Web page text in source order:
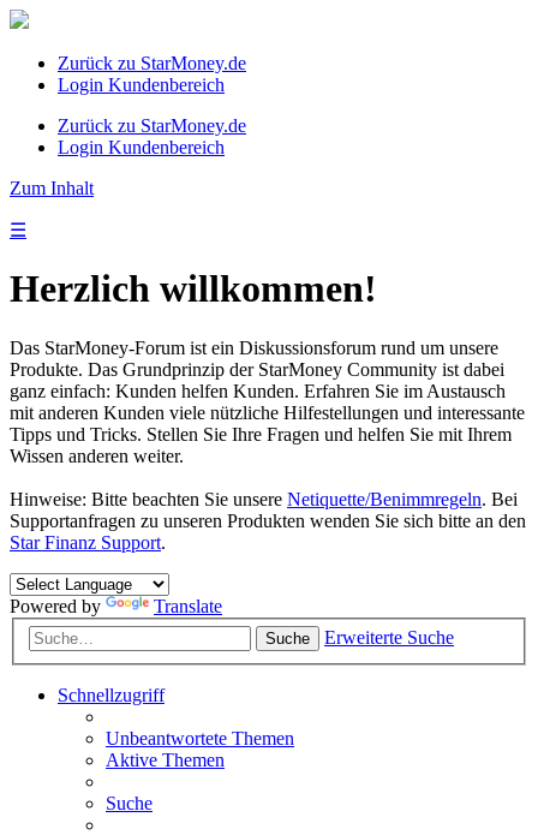
Zurück zu StarMoney.de
Login Kundenbereich
Zurück zu StarMoney.de
Login Kundenbereich
Zum Inhalt
☰
Herzlich willkommen!
Das StarMoney-Forum ist ein Diskussionsforum rund um unsere
Produkte. Das Grundprinzip der StarMoney Community ist dabei
ganz einfach: Kunden helfen Kunden. Erfahren Sie im Austausch
mit anderen Kunden viele nützliche Hilfestellungen und interessante
Tipps und Tricks. Stellen Sie Ihre Fragen und helfen Sie mit Ihrem
Wissen anderen weiter.
Hinweise: Bitte beachten Sie unsere Netiquette/Benimmregeln. Bei
Supportanfragen zu unseren Produkten wenden Sie sich bitte an den
Star Finanz Support.
Powered by Translate
Suche Erweiterte Suche
Schnellzugriff
Unbeantwortete Themen
Aktive Themen
Suche